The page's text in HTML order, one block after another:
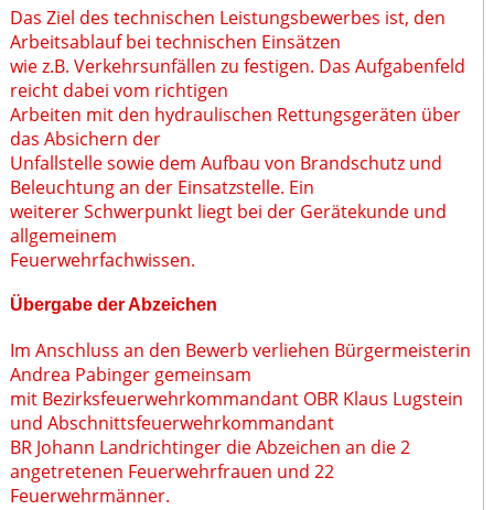
Das Ziel des technischen Leistungsbewerbes ist, den
Arbeitsablauf bei technischen Einsätzen
wie z.B. Verkehrsunfällen zu festigen. Das Aufgabenfeld
reicht dabei vom richtigen
Arbeiten mit den hydraulischen Rettungsgeräten über
das Absichern der
Unfallstelle sowie dem Aufbau von Brandschutz und
Beleuchtung an der Einsatzstelle. Ein
weiterer Schwerpunkt liegt bei der Gerätekunde und
allgemeinem
Feuerwehrfachwissen.
Übergabe der Abzeichen
Im Anschluss an den Bewerb verliehen Bürgermeisterin
Andrea Pabinger gemeinsam
mit Bezirksfeuerwehrkommandant OBR Klaus Lugstein
und Abschnittsfeuerwehrkommandant
BR Johann Landrichtinger die Abzeichen an die 2
angetretenen Feuerwehrfrauen und 22
Feuerwehrmänner.